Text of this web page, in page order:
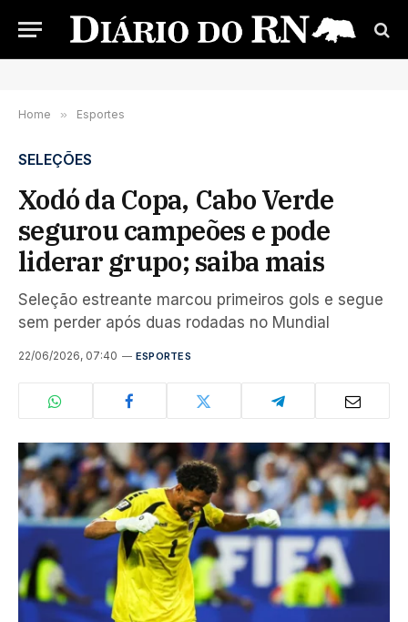
Home » Esportes
SELEÇÕES
Xodó da Copa, Cabo Verde
segurou campeões e pode
liderar grupo; saiba mais
Seleção estreante marcou primeiros gols e segue
sem perder após duas rodadas no Mundial
22/06/2026, 07:40 ESPORTES